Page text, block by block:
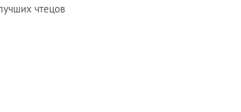
чтецов